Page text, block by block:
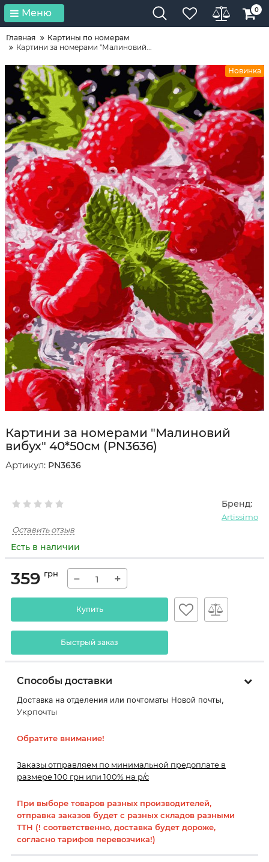
Меню 0
Главная
Картины по номерам
Картини за номерами "Малиновий...
Новинка
Картини за номерами "Малиновий
вибух" 40*50см (PN3636)
Артикул: PN3636
Бренд:
Artissimo
Оставить отзыв
Есть в наличии
359 грн − +
Купить
Быстрый заказ
Способы доставки
Доставка на отделения или почтоматы Новой почты,
Укрпочты
Обратите внимание!
Заказы отправляем по минимальной предоплате в
размере 100 грн или 100% на р/с
При выборе товаров разных производителей,
отправка заказов будет с разных складов разными
ТТН (! соответственно, доставка будет дороже,
согласно тарифов перевозчика!)